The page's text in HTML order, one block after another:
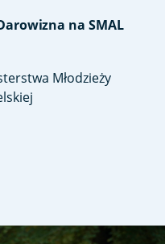
na SMAL
Młodzieży